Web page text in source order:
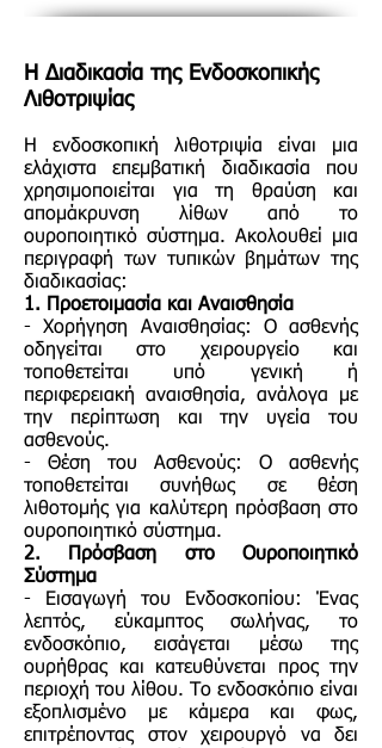
H Διαδικασία της Ενδοσκοπικής
Λιθοτριψίας
Η ενδοσκοπική λιθοτριψία είναι μια
ελάχιστα επεμβατική διαδικασία που
χρησιμοποιείται για τη θραύση και
απομάκρυνση λίθων από το
ουροποιητικό σύστημα. Ακολουθεί μια
περιγραφή των τυπικών βημάτων της
διαδικασίας:
1. Προετοιμασία και Αναισθησία
- Χορήγηση Αναισθησίας: Ο ασθενής
οδηγείται στο χειρουργείο και
τοποθετείται υπό γενική ή
περιφερειακή αναισθησία, ανάλογα με
την περίπτωση και την υγεία του
ασθενούς.
- Θέση του Ασθενούς: Ο ασθενής
τοποθετείται συνήθως σε θέση
λιθοτομής για καλύτερη πρόσβαση στο
ουροποιητικό σύστημα.
2. Πρόσβαση στο Ουροποιητικό
Σύστημα
- Εισαγωγή του Ενδοσκοπίου: Ένας
λεπτός, εύκαμπτος σωλήνας, το
ενδοσκόπιο, εισάγεται μέσω της
ουρήθρας και κατευθύνεται προς την
περιοχή του λίθου. Το ενδοσκόπιο είναι
εξοπλισμένο με κάμερα και φως,
επιτρέποντας στον χειρουργό να δει